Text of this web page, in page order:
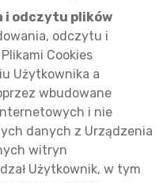
i odczytu plików
odczytu i
Cookies
Użytkownika a
wbudowane
i nie
danych z Urządzenia
witryn
Użytkownik, w tym